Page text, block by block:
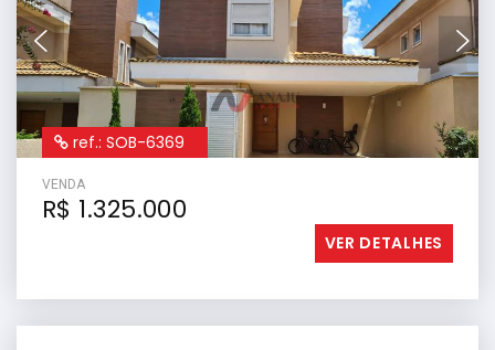
ref.: SOB-6369
VENDA
R$ 1.325.000
VER DETALHES